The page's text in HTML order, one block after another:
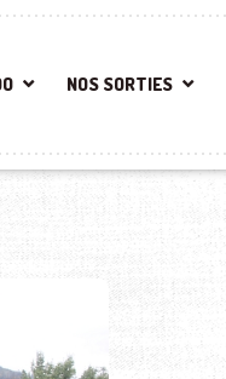
NOS SORTIES